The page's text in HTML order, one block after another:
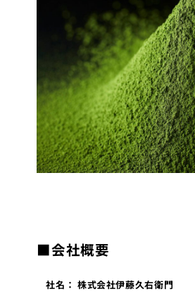
■会社概要
社名： 株式会社伊藤久右衛門